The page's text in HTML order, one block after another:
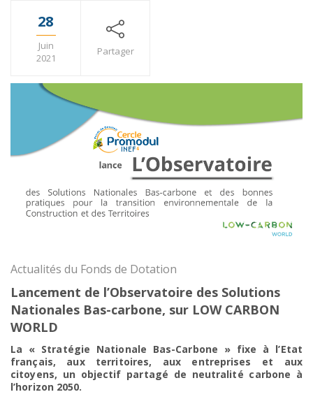
28
Juin
2021
Partager
Actualités du Fonds de Dotation
Lancement de l’Observatoire des Solutions
Nationales Bas-carbone, sur LOW CARBON
WORLD
La « Stratégie Nationale Bas-Carbone » fixe à l’Etat
français, aux territoires, aux entreprises et aux
citoyens, un objectif partagé de neutralité carbone à
l’horizon 2050.